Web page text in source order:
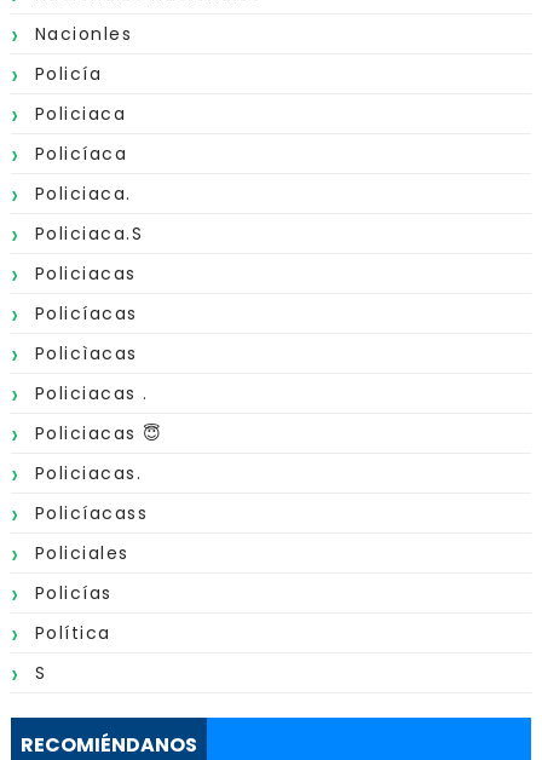
Nacionles
Policía
Policiaca
Policíaca
Policiaca.
Policiaca.s
Policiacas
Policíacas
Policìacas
Policiacas .
Policiacas 😇
Policiacas.
Policíacass
Policiales
Policías
Política
S
RECOMIÉNDANOS